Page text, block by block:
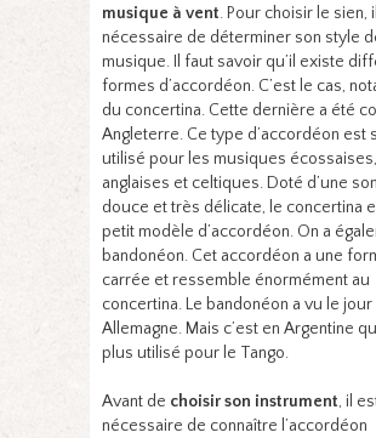
musique à vent. Pour choisir le sien,
nécessaire de déterminer son style
musique. Il faut savoir qu’il existe
formes d’accordéon. C’est le cas,
du concertina. Cette dernière a été
Angleterre. Ce type d’accordéon est
utilisé pour les musiques écossaises,
anglaises et celtiques. Doté d’une
douce et très délicate, le concertina
petit modèle d’accordéon. On a
bandonéon. Cet accordéon a une
carrée et ressemble énormément au
concertina. Le bandonéon a vu le jour
Allemagne. Mais c’est en Argentine
plus utilisé pour le Tango.
Avant de choisirson instrument, il
nécessaire de connaître l’accordéon